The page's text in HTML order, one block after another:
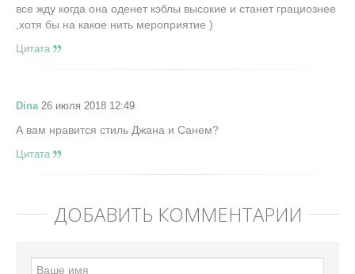
все жду когда она оденет кэблы высокие и станет грациознее
,хотя бы на какое нить мероприятие )
Цитата
Dina 26 июля 2018 12:49
А вам нравится стиль Джана и Санем?
Цитата
ДОБАВИТЬ КОММЕНТАРИЙ